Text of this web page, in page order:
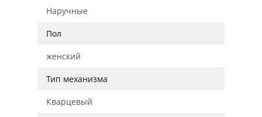
Наручные
Пол
женский
Тип механизма
Кварцевый